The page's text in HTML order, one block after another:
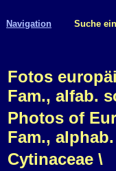
Navigation Suche
Fotos
Fam., alfab.
Photos of
Fam.,
Cytinaceae \